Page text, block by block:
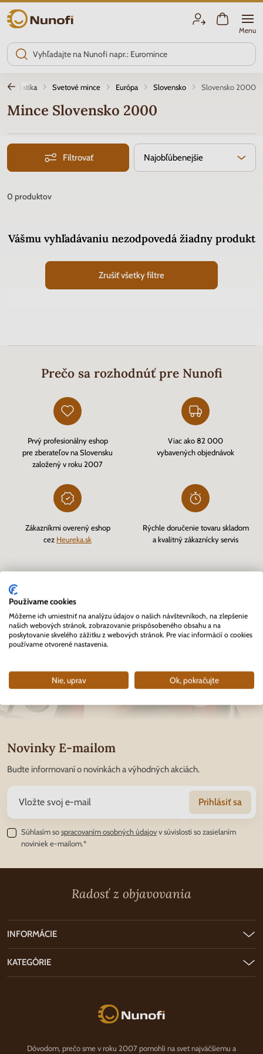
Nunofi.sk
Menu
Svetové mince Európa Slovensko Slovensko 2000
Mince Slovensko 2000
Filtrovať Najobľúbenejšie
0 produktov
Vášmu vyhľadávaniu nezodpovedá žiadny produkt
Zrušiť všetky filtre
Prečo sa rozhodnúť pre Nunofi
Prvý profesionálny eshop
pre zberateľov na Slovensku
založený v roku 2007
Viac ako 82 000
vybavených objednávok
Zákazníkmi overený eshop
cez Heureka.sk
Rýchle doručenie tovaru skladom
a kvalitný zákaznícky servis
Novinky E-mailom
Budte informovaní o novinkách a výhodných akciách.
Prihlásiť sa
Súhlasím sospracovaním osobných údajovv súvislosti so zasielaním
noviniek e-mailom.*
Radosť z objavovania
Nunofi.sk
Dôvodom, prečo sme v roku 2007 pomohli na svet najväčšiemu a
INFORMÁCIE
KATEGÓRIE
Používame cookies
Môžeme ich umiestniť na analýzu údajov o našich návštevníkoch, na zlepšenie
našich webových stránok, zobrazovanie prispôsobeného obsahu a na
poskytovanie skvelého zážitku z webových stránok. Pre viac informácií o cookies
používame otvorené nastavenia.
Nie, uprav Ok, pokračujte